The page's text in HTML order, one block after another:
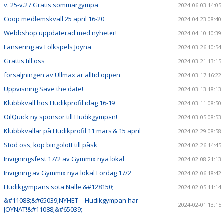
v. 25-v.27 Gratis sommargympa 2024-06-03 14:05
Coop medlemskväll 25 april 16-20 2024-04-23 08:40
Webbshop uppdaterad med nyheter! 2024-04-10 10:39
Lansering av Folkspels Joyna 2024-03-26 10:54
Grattis till oss 2024-03-21 13:15
försäljningen av Ullmax är alltid öppen 2024-03-17 16:22
Uppvisning Save the date! 2024-03-13 18:13
Klubbkväll hos Hudikprofil idag 16-19 2024-03-11 08:50
OilQuick ny sponsor till Hudikgympan! 2024-03-05 08:53
Klubbkvällar på Hudikprofil 11 mars & 15 april 2024-02-29 08:58
Stöd oss, köp bingolott till påsk 2024-02-26 14:45
Invigningsfest 17/2 av Gymmix nya lokal 2024-02-08 21:13
Invigning av Gymmix nya lokal Lördag 17/2 2024-02-06 18:42
Hudikgympans söta Nalle &#128150; 2024-02-05 11:14
&#11088;&#65039;NYHET – Hudikgympan har
JOYNAT!&#11088;&#65039;
2024-02-01 13:15